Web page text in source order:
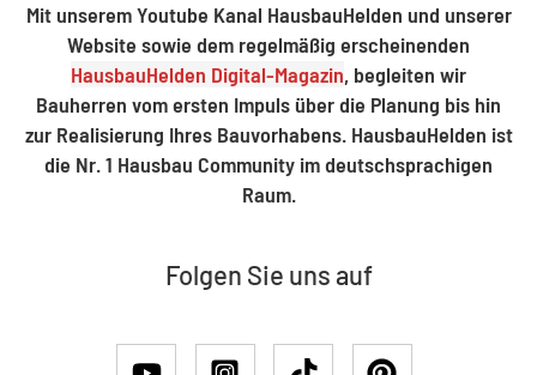
Mit unserem Youtube Kanal HausbauHelden und unserer
Website sowie dem regelmäßig erscheinenden
HausbauHelden Digital-Magazin, begleiten wir
Bauherren vom ersten Impuls über die Planung bis hin
zur Realisierung Ihres Bauvorhabens. HausbauHelden ist
die Nr. 1 Hausbau Community im deutschsprachigen
Raum.
Folgen Sie uns auf